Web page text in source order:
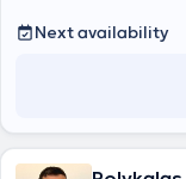
Next availability